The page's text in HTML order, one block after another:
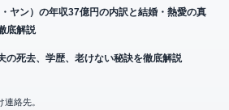
ヤン）の年収37億円の内訳と結婚・熱愛の真
底解説
の死去、学歴、老けない秘訣を徹底解説
絡先。